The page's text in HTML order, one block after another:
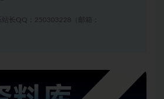
站长QQ：250303228（邮箱：